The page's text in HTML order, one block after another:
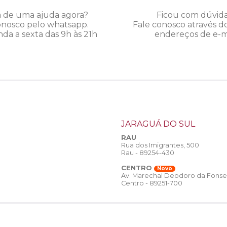
de uma ajuda agora?
pelo whatsapp.
a sexta das 9h às 21h
Ficou com
Fale conosco através
endereços de e-
JARAGUÁ DO SUL
RAU
Rua dos Imigrantes, 500
Rau - 89254-430
CENTRO
Novo
Av. Marechal Deodoro da
Centro - 89251-700